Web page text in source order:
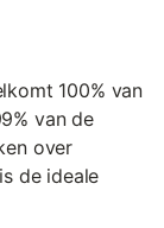
100% van
van de
over
de ideale